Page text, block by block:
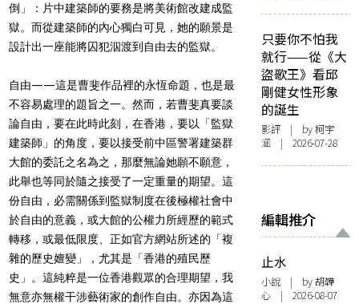
倒」：片中建築師的要務是將美術館改建成監
獄。而從建築師的內心獨白可見，她的願景是
設計出一座能將囚犯泅渡到自由去的監獄。
自由——這是曹斐作品裡的永恆命題，也是最
不容易處理的題旨之一。然而，若曹斐真要談
論自由，要在此時此刻，在香港，要以「監獄
建築師」的角度，要以接受前中區警署建築群
大館的委託之名為之，那麼無論她願不願意，
此舉也等同於隨之接受了一定重量的期望。這
份自由，必需關係到監獄制度在後極權社會中
於自由的意義，或大館的公權力所經歷的範式
轉移，或最低限度、正如官方網站所述的「複
雜的歷史嬗變」，尤其是「香港的殖民歷
史」。這純粹是一位香港觀眾的合理期望，我
無意亦無權干涉藝術家的創作自由。亦因為這
只要你不怕我
就行——從《大
盜歌王》看邱
剛健女性形象
的誕生
影評 | by 柯宇
涵 | 2026-07-28
編輯推介
止水
小說 | by 胡韡
心 | 2026-08-07